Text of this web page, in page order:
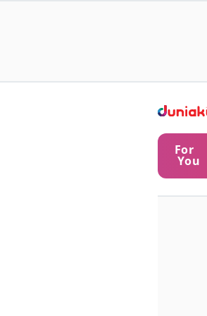
For
You